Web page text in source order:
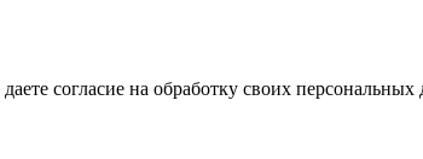
согласие на обработку своих